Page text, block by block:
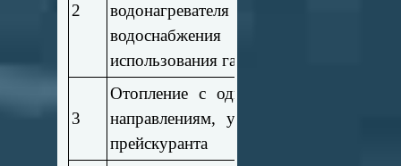
2
водонагревателя при отсутствии
водоснабжения (в отсутствие
использования газа)
3
Отопление с одновременным
направлениям, указанным в
прейскуранта